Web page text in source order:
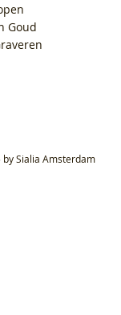
Goud
Sialia Amsterdam